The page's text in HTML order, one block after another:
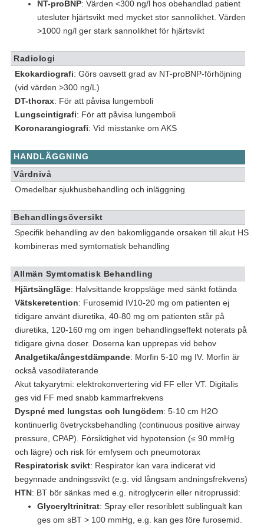
NT-proBNP: Värden <300 ng/l hos obehandlad patient
utesluter hjärtsvikt med mycket stor sannolikhet. Värden
>1000 ng/l ger stark sannolikhet för hjärtsvikt
Radiologi
Ekokardiografi: Görs oavsett grad av NT-proBNP-förhöjning
(vid värden >300 ng/L)
DT-thorax: För att påvisa lungemboli
Lungscintigrafi: För att påvisa lungemboli
Koronarangiografi: Vid misstanke om AKS
HANDLÄGGNING
Vårdnivå
Omedelbar sjukhusbehandling och inläggning
Behandlingsöversikt
Specifik behandling av den bakomliggande orsaken till akut HS
kombineras med symtomatisk behandling
Allmän Symtomatisk Behandling
Hjärtsängläge: Halvsittande kroppsläge med sänkt fotända
Vätskeretention: Furosemid IV10-20 mg om patienten ej
tidigare använt diuretika, 40-80 mg om patienten står på
diuretika, 120-160 mg om ingen behandlingseffekt noterats på
tidigare givna doser. Doserna kan upprepas vid behov
Analgetika/ångestdämpande: Morfin 5-10 mg IV. Morfin är
också vasodilaterande
Akut takyarytmi: elektrokonvertering vid FF eller VT. Digitalis
ges vid FF med snabb kammarfrekvens
Dyspné med lungstas och lungödem: 5-10 cm H2O
kontinuerlig övetrycksbehandling (continuous positive airway
pressure, CPAP). Försiktighet vid hypotension (≤ 90 mmHg
och lägre) och risk för emfysem och pneumotorax
Respiratorisk svikt: Respirator kan vara indicerat vid
begynnade andningssvikt (e.g. vid långsam andningsfrekvens)
HTN: BT bör sänkas med e.g. nitroglycerin eller nitroprussid:
Glyceryltrinitrat: Spray eller resoriblett sublingualt kan
ges om sBT > 100 mmHg, e.g. kan ges före furosemid.